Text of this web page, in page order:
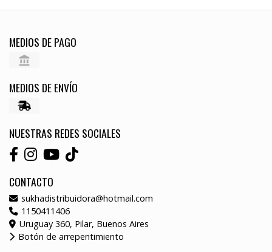
MEDIOS DE PAGO
MEDIOS DE ENVÍO
NUESTRAS REDES SOCIALES
CONTACTO
sukhadistribuidora@hotmail.com
1150411406
Uruguay 360, Pilar, Buenos Aires
Botón de arrepentimiento